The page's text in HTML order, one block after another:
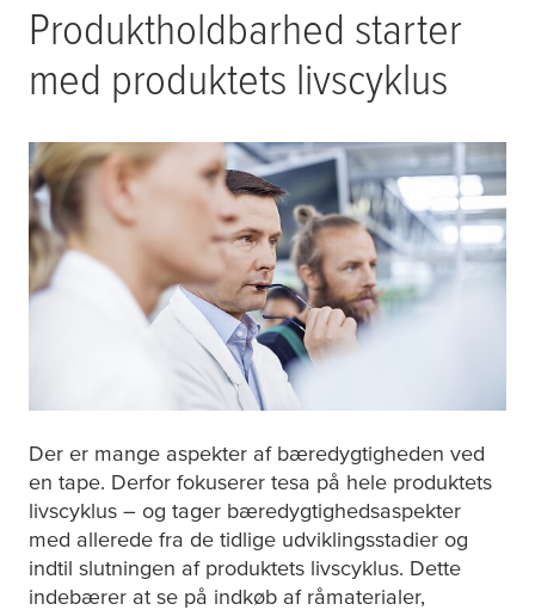
Produktholdbarhed starter
med produktets livscyklus
Der er mange aspekter af bæredygtigheden ved
en tape. Derfor fokuserer tesa på hele produktets
livscyklus – og tager bæredygtighedsaspekter
med allerede fra de tidlige udviklingsstadier og
indtil slutningen af produktets livscyklus. Dette
indebærer at se på indkøb af råmaterialer,